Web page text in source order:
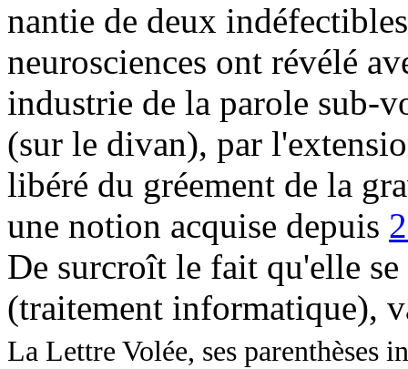
nantie de deux
neurosciences ont révélé
industrie de la parole sub-
(sur le divan), par
libéré du gréement de la
une notion acquise depuis
De surcroît le fait qu'elle se
(traitement informatique),
La Lettre Volée, ses parenthèses